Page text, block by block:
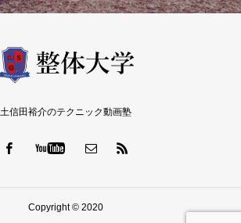
土信田裕介のテクニック動画塾
Copyright © 2020